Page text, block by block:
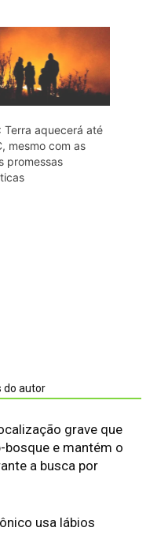
do autor
grave que
a busca por
usa lábios
a vida nos rios da
aparelho vocal
pequenos
Unido podem sofrer
de calor
extremo mata oito